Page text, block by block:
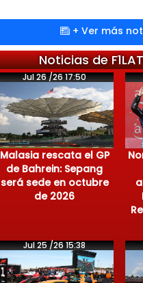
+ Ver más
Noticias de
Jul 26 /26 17:50
Malasia rescata el GP
de Bahrein: Sepang
será sede en octubre
de 2026
Jul 25 /26 15:38